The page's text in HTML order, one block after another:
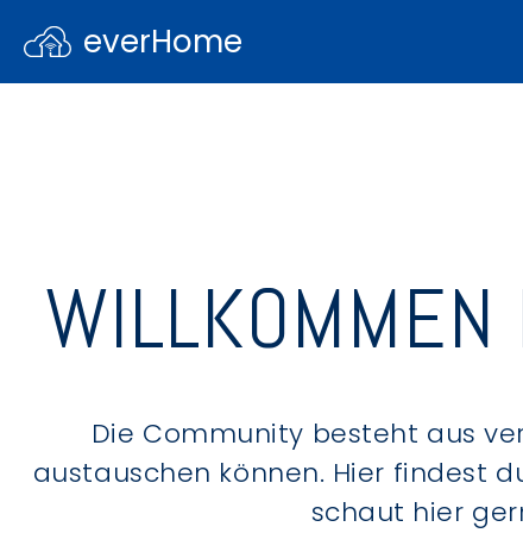
everHome
WILLKOMMEN
Die Community besteht aus
austauschen können. Hier findest
schaut hier